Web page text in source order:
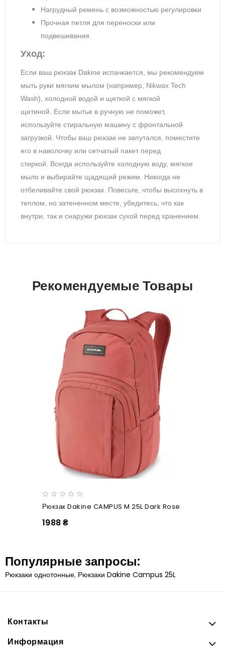
Нагрудный ремень с возможностью регулировки
Прочная петля для переноски или
подвешивания
Уход:
Если ваш рюкзак Dakine испачкается, мы рекомендуем
мыть руки мягким мылом (например, Nikwax Tech
Wash), холодной водой и щеткой с мягкой
щетиной. Если мытье в ручную не поможет,
используйте стиральную машину с фронтальной
загрузкой. Чтобы ваш рюкзак не запутался, поместите
его в наволочку или сетчатый пакет перед
стиркой. Всегда используйте холодную воду, мягкое
мыло и выбирайте щадящий режим. Никогда не
отбеливайте свой рюкзак. Повесьте, чтобы высохнуть в
теплом, но затененном месте, убедитесь, что как
внутри, так и снаружи рюкзак сухой перед хранением.
Рекомендуемые Товары
Рюкзак Dakine CAMPUS M 25L Dark Rose
1988 ₴
Популярные запросы:
Рюкзаки однотонные, Рюкзаки Dakine Campus 25L
Контакты
Информация